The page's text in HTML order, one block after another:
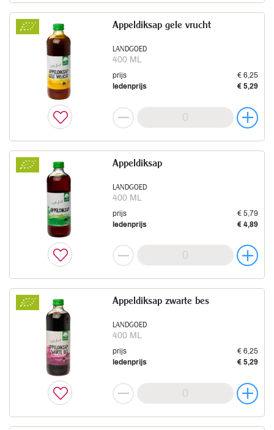
LANDGOED
400 ML
Appeldiksap gele vrucht
prijs
€ 6,25
ledenprijs
€ 5,29
LANDGOED
400 ML
Appeldiksap
prijs
€ 5,79
ledenprijs
€ 4,89
LANDGOED
400 ML
Appeldiksap zwarte bes
prijs
€ 6,25
ledenprijs
€ 5,29